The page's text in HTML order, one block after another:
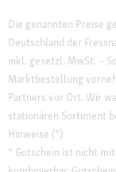
Die genannten Preise
Deutschland der
inkl. gesetzl. MwSt. –
Marktbestellung
Partners vor Ort. Wir
stationären Sortiment
Hinweise (*):
* Gutschein ist nicht